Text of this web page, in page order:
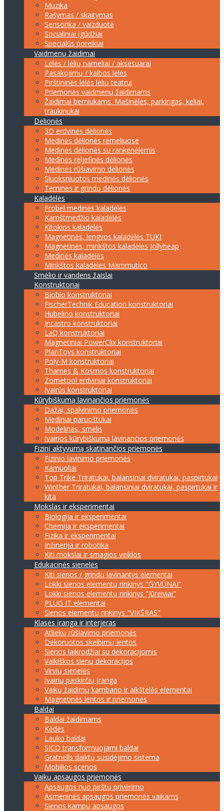
Muzika
Rašymas / skaitymas
Sensorika / vaizduotė
Socialiniai įgūdžiai
Specialūs poreikiai
Vaidmenų žaidimai
Lėlės / lėlių nameliai / aksesuarai
Pasakojimų / kalbos lėlės
Pirštininės lėlės lėlių teatrui
Priemonės vaidmenų žaidimams
Žaidimai berniukams. Mašinėlės, parkingas, keliai,
traukinukai
Dėlionės
3D erdvinės dėlionės
Medinės dėlionės rėmeliuose
Medinės dėlionės su rankenėlėmis
Medinės reljefinės dėlionės
Medinės rūšiavimo dėlionės
Sluoksniuotos medinės dėlionės
Teminės ir grindų dėlionės
Kaladėlės
Frobel medinės kaladėlės
Kamštmedžio kaladėlės
Kitokios kaladėlės
Magnetinės, lengvos kaladėlės TUKI
Magnetinės, minkštos kaladėlės Jollyheap
Medinės kaladėlės
Minkštos kaladėlės Mammutico
Smėlio ir vandens žaislai
Konstruktoriai
Bioblo konstruktoriai
FischerTechnik Education konstruktoriai
Hubelino konstruktoriai
Incastro konstruktoriai
LaQ konstruktoriai
Magnetiniai PowerClix konstruktoriai
PlanToys konstruktoriai
Poly-M konstruktoriai
Thames & Kosmos konstruktoriai
Zometool erdviniai konstruktoriai
Įvairūs konstruktoriai
Kūrybiškumą lavinančios priemonės
Dažai, spalvinimo priemonės
Mediniai paruoštukai
Modelinas, smėlis
Įvairios kūrybiškumą lavinančios priemonės
Fizinį aktyvumą skatinančios priemonės
Fizinio lavinimo priemonės
Kamuoliai
Top Trike Triratukai, balansiniai dviratukai, paspirtukai
Winther Triratukai, balansiniai dviratukai, paspirtukai ir
kita
Mokslas ir eksperimentai
Biologija ir eksperimentai
Chemija ir eksperimentai
Fizika ir eksperimentai
Inžinerija ir robotika
Kiti mokslai ir smagios veiklos
Edukacinės sienelės
Kiti sienos / grindų lavinantys elementai
Lokki sienos elementų rinkinys "GYVŪNAI"
Lokki sienos elementų rinkinys "Jūreiviai"
PLUG IT elementai
Sienos elementų rinkinys "VIKŠRAS"
Klasės įranga ir interjeras
Atliekų rūšiavimo priemonės
Dekoruotos skelbimų lentos
Sienos laikrodžiai su dekoracijomis
Vaikiškos sienų dekoracijos
Virvių sienelės
Įvairių paskirčių įranga
Vaikų žaidimų kambario ir aikštelės elementai
Magnetinės lentos ir priemonės
Baldai
Baldai žaidimams
Kėdės
Lauko baldai
SICO transformuojami baldai
Gratnells daiktų susidėjimo sistema
Mobilios scenos
Vaikų apsaugos priemonės
Apsaugos nuo pirštų privėrimo
Asmeninės apsaugos priemonės vaikams
Sienos kampų apsaugos